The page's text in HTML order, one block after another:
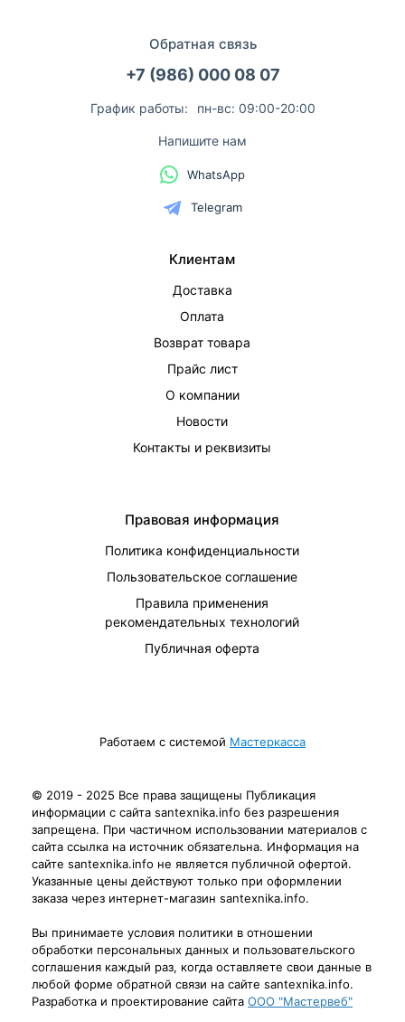
Обратная связь
+7 (986) 000 08 07
График работы: пн-вс: 09:00-20:00
Напишите нам
WhatsApp
Telegram
Клиентам
Доставка
Оплата
Возврат товара
Прайс лист
О компании
Новости
Контакты и реквизиты
Правовая информация
Политика конфиденциальности
Пользовательское соглашение
Правила применения
рекомендательных технологий
Публичная оферта
Работаем с системой Мастеркасса
© 2019 - 2025 Все права защищены Публикация
информации с сайта santexnika.info без разрешения
запрещена. При частичном использовании материалов с
сайта ссылка на источник обязательна. Информация на
сайте santexnika.info не является публичной офертой.
Указанные цены действуют только при оформлении
заказа через интернет-магазин santexnika.info.
Вы принимаете условия политики в отношении
обработки персональных данных и пользовательского
соглашения каждый раз, когда оставляете свои данные в
любой форме обратной связи на сайте santexnika.info.
Разработка и проектирование сайта ООО "Мастервеб"